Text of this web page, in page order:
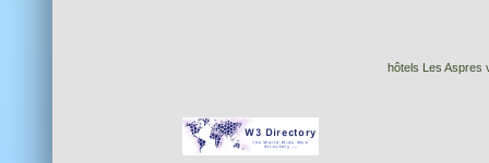
hôtels Les Aspres